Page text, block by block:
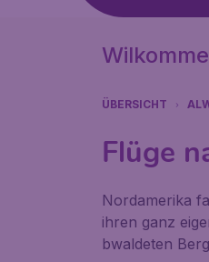
ÜBERSICHT
Flüge
Nordamerika
ihren ganz
bwaldeten